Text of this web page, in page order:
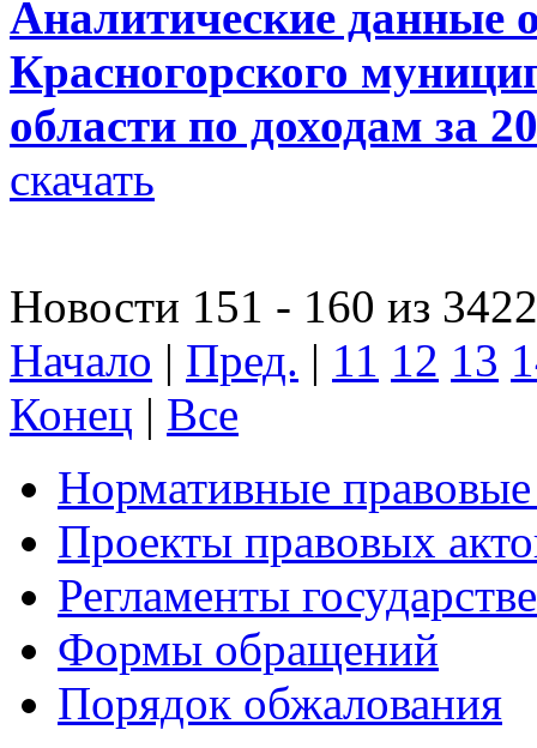
Аналитические данные
Красногорского
области по доходам за
скачать
Новости 151 - 160 из 3422
Начало | Пред. | 11 12 13
Конец | Все
Нормативные
Проекты правовых
Регламенты
Формы обращений
Порядок обжалования